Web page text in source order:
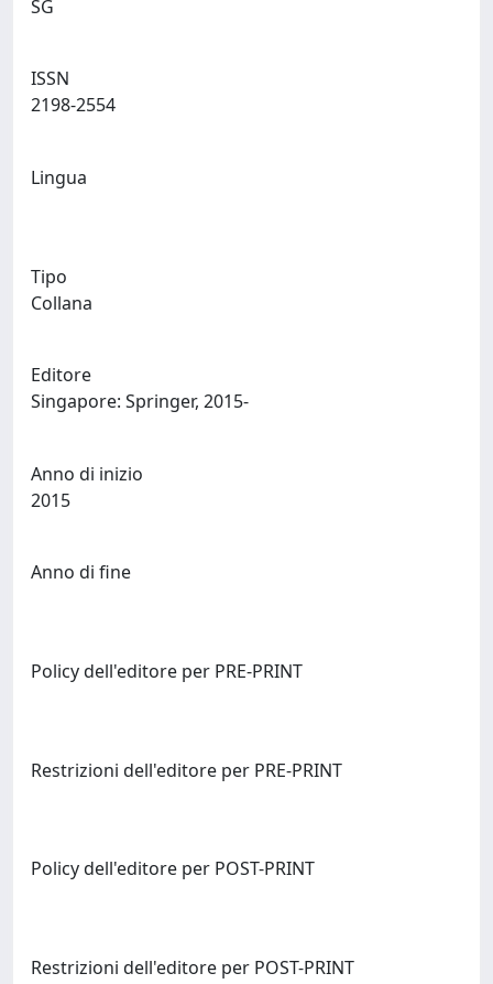
ISSN
Lingua
Tipo
Collana
Editore
Anno di inizio
Anno di fine
Policy dell'editore per PRE-PRINT
Restrizioni dell'editore per PRE-PRINT
Policy dell'editore per POST-PRINT
Restrizioni dell'editore per POST-PRINT